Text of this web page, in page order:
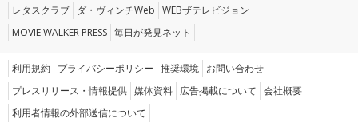
レタスクラブ ダ・ヴィンチWeb WEBザテレビジョン
MOVIE WALKER PRESS 毎日が発見ネット
利用規約 プライバシーポリシー 推奨環境 お問い合わせ
プレスリリース・情報提供 媒体資料 広告掲載について 会社概要
利用者情報の外部送信について